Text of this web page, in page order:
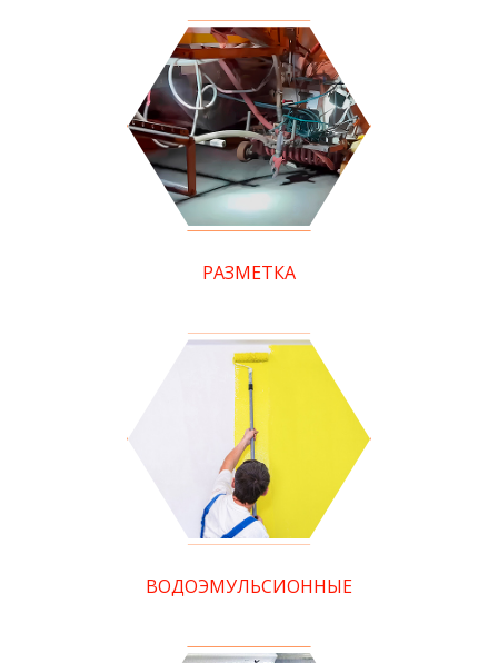
РАЗМЕТКА
ВОДОЭМУЛЬСИОННЫЕ